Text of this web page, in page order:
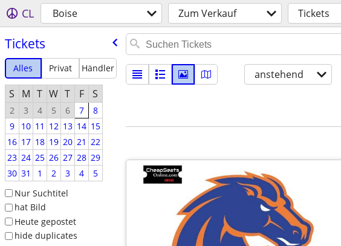
CL Boise Zum Verkauf Tickets
Tickets
Alles Privat Händler
S M T W T F S
2 3 4 5 6 7
8
9
10 11 12 13 14 15
16 17 18 19 20 21 22
23 24 25 26 27 28 29
30 31 1 2 3 4
5
Nur Suchtitel
hat Bild
Heute gepostet
hide duplicates
anstehend